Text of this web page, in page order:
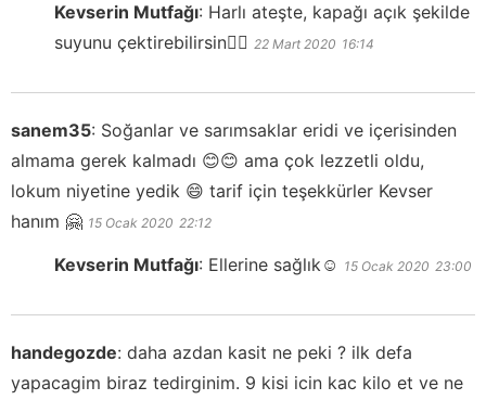
Kevserin Mutfağı: Harlı ateşte, kapağı açık şekilde
suyunu çektirebilirsin👍🏻 22 Mart 2020 16:14
sanem35: Soğanlar ve sarımsaklar eridi ve içerisinden
almama gerek kalmadı 😊😊 ama çok lezzetli oldu,
lokum niyetine yedik 😄 tarif için teşekkürler Kevser
hanım 🤗 15 Ocak 2020 22:12
Kevserin Mutfağı: Ellerine sağlık☺️ 15 Ocak 2020 23:00
handegozde: daha azdan kasit ne peki ? ilk defa
yapacagim biraz tedirginim. 9 kisi icin kac kilo et ve ne